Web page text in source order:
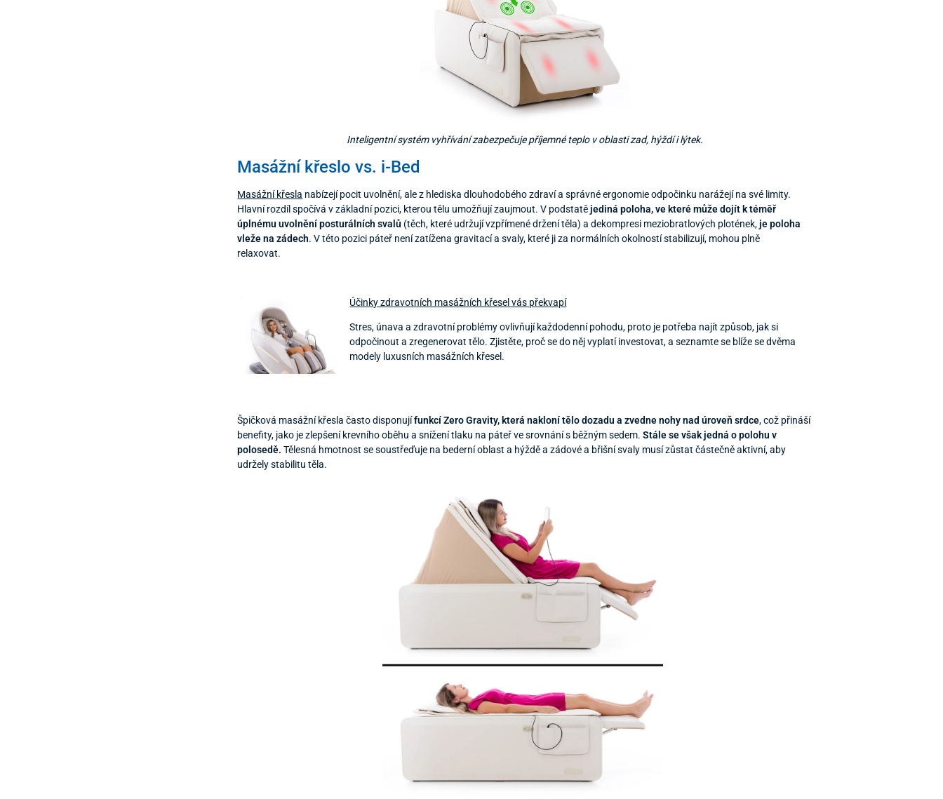
Inteligentní systém vyhřívání zabezpečuje příjemné teplo v oblasti zad, hýždí i lýtek.
Masážní křeslo vs. i-Bed
Masážní křesla nabízejí pocit uvolnění, ale z hlediska dlouhodobého zdraví a správné ergonomie odpočinku narážejí na své limity.
Hlavní rozdíl spočívá v základní pozici, kterou tělu umožňují zaujmout. V podstatějediná poloha, ve které může dojít k téměř
úplnému uvolnění posturálních svalů (těch, které udržují vzpřímené držení těla) a dekompresi meziobratlových plotének,je poloha
vleže na zádech. V této pozici páteř není zatížena gravitací a svaly, které ji za normálních okolností stabilizují, mohou plně
relaxovat.
Účinky zdravotních masážních křesel vás překvapí
Stres, únava a zdravotní problémy ovlivňují každodenní pohodu, proto je potřeba najít způsob, jak si
odpočinout a zregenerovat tělo. Zjistěte, proč se do něj vyplatí investovat, a seznamte se blíže se dvěma
modely luxusních masážních křesel.
Špičková masážní křesla často disponujífunkcí Zero Gravity, která nakloní tělo dozadu a zvedne nohy nad úroveň srdce, což přináší
benefity, jako je zlepšení krevního oběhu a snížení tlaku na páteř ve srovnání s běžným sedem.Stále se však jedná o polohu v
polosedě. Tělesná hmotnost se soustřeďuje na bederní oblast a hýždě a zádové a břišní svaly musí zůstat částečně aktivní, aby
udržely stabilitu těla.